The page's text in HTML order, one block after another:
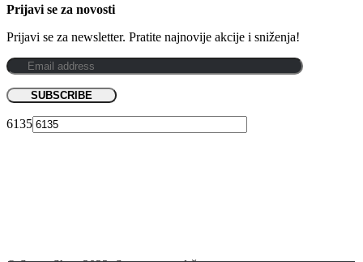
Prijavi se za novosti
Prijavi se za newsletter. Pratite najnovije akcije i sniženja!
6135